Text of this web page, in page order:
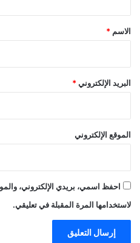
*
الاسم *
البريد الإلكتروني *
الموقع الإلكتروني
احفظ اسمي، بريدي الإلكتروني،
لاستخدامها المرة المقبلة في تعليقي.